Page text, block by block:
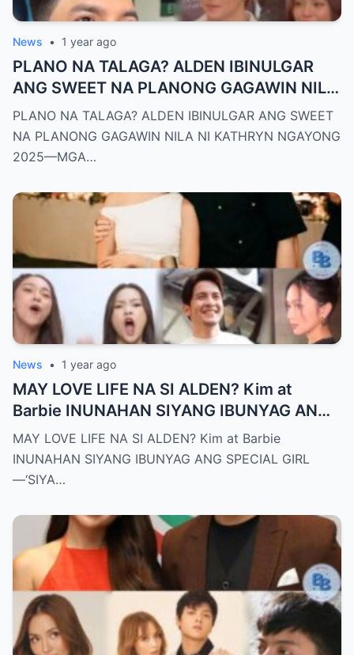
News • 1 year ago
PLANO NA TALAGA? ALDEN IBINULGAR
ANG SWEET NA PLANONG GAGAWIN NILA
NI KATHRYN NGAYONG 2025—MGA
TAGA-SUBAYBAY, KINILIG NG TODO!
PLANO NA TALAGA? ALDEN IBINULGAR ANG SWEET
NA PLANONG GAGAWIN NILA NI KATHRYN NGAYONG
2025—MGA…
News • 1 year ago
MAY LOVE LIFE NA SI ALDEN? Kim at
Barbie INUNAHAN SIYANG IBUNYAG ANG
SPECIAL GIRL—‘SIYA ANG TUNAY NA
INIINGATAN NIYA!’
MAY LOVE LIFE NA SI ALDEN? Kim at Barbie
INUNAHAN SIYANG IBUNYAG ANG SPECIAL GIRL
—‘SIYA…